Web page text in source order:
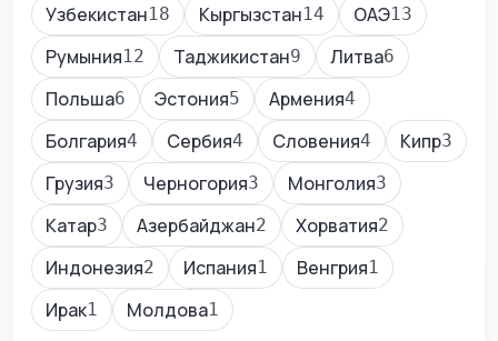
Узбекистан18 Кыргызстан14 ОАЭ13
Румыния12 Таджикистан9 Литва6
Польша6 Эстония5 Армения4
Болгария4 Сербия4 Словения4 Кипр3
Грузия3 Черногория3 Монголия3
Катар3 Азербайджан2 Хорватия2
Индонезия2 Испания1 Венгрия1
Ирак1 Молдова1